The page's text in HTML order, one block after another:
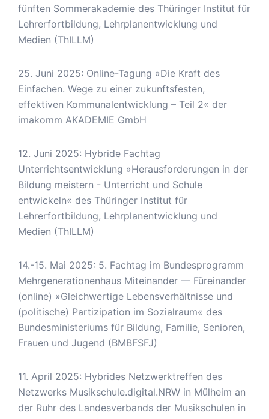
fünften Sommerakademie des Thüringer Institut für
Lehrerfortbildung, Lehrplanentwicklung und
Medien (ThILLM)
25. Juni 2025: Online-Tagung »Die Kraft des
Einfachen. Wege zu einer zukunftsfesten,
effektiven Kommunalentwicklung – Teil 2« der
imakomm AKADEMIE GmbH
12. Juni 2025: Hybride Fachtag
Unterrichtsentwicklung »Herausforderungen in der
Bildung meistern - Unterricht und Schule
entwickeln« des Thüringer Institut für
Lehrerfortbildung, Lehrplanentwicklung und
Medien (ThILLM)
14.-15. Mai 2025: 5. Fachtag im Bundesprogramm
Mehrgenerationenhaus Miteinander — Füreinander
(online) »Gleichwertige Lebensverhältnisse und
(politische) Partizipation im Sozialraum« des
Bundesministeriums für Bildung, Familie, Senioren,
Frauen und Jugend (BMBFSFJ)
11. April 2025: Hybrides Netzwerktreffen des
Netzwerks Musikschule.digital.NRW in Mülheim an
der Ruhr des Landesverbands der Musikschulen in